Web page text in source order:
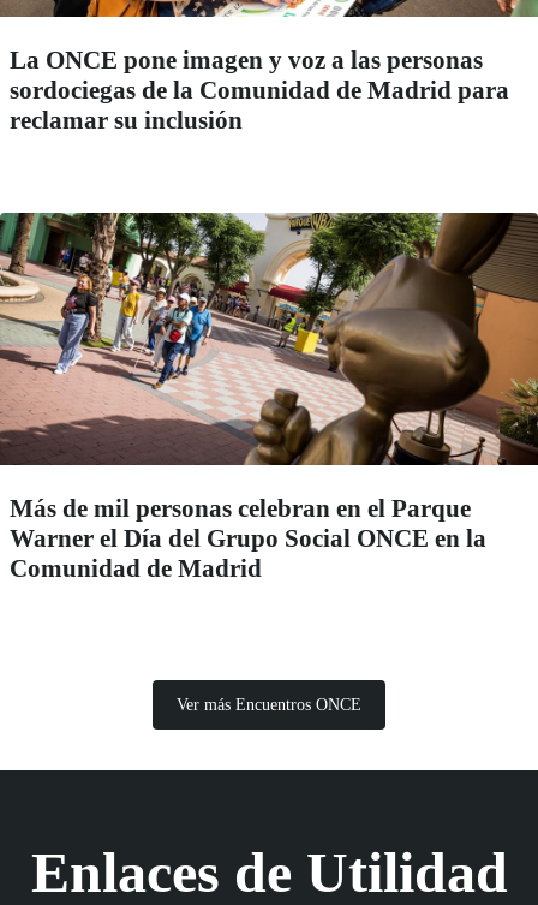
La ONCE pone imagen y voz a las personas
sordociegas de la Comunidad de Madrid para
reclamar su inclusión
Más de mil personas celebran en el Parque
Warner el Día del Grupo Social ONCE en la
Comunidad de Madrid
Ver más Encuentros ONCE
Enlaces de Utilidad